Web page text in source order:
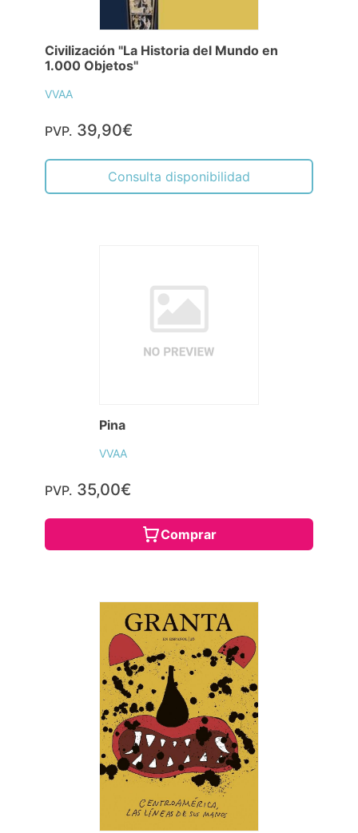
Civilización "La Historia del Mundo en
1.000 Objetos"
VVAA
PVP. 39,90€
Consulta disponibilidad
Pina
VVAA
PVP. 35,00€
Comprar